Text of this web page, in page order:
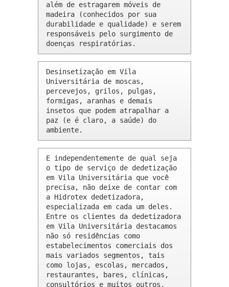
além de estragarem móveis de
madeira (conhecidos por sua
durabilidade e qualidade) e serem
responsáveis pelo surgimento de
doenças respiratórias.
Desinsetização em Vila
Universitária de moscas,
percevejos, grilos, pulgas,
formigas, aranhas e demais
insetos que podem atrapalhar a
paz (e é claro, a saúde) do
ambiente.
E independentemente de qual seja
o tipo de serviço de dedetização
em Vila Universitária que você
precisa, não deixe de contar com
a Hidrotex dedetizadora,
especializada em cada um deles.
Entre os clientes da dedetizadora
em Vila Universitária destacamos
não só residências como
estabelecimentos comerciais dos
mais variados segmentos, tais
como lojas, escolas, mercados,
restaurantes, bares, clínicas,
consultórios e muitos outros.